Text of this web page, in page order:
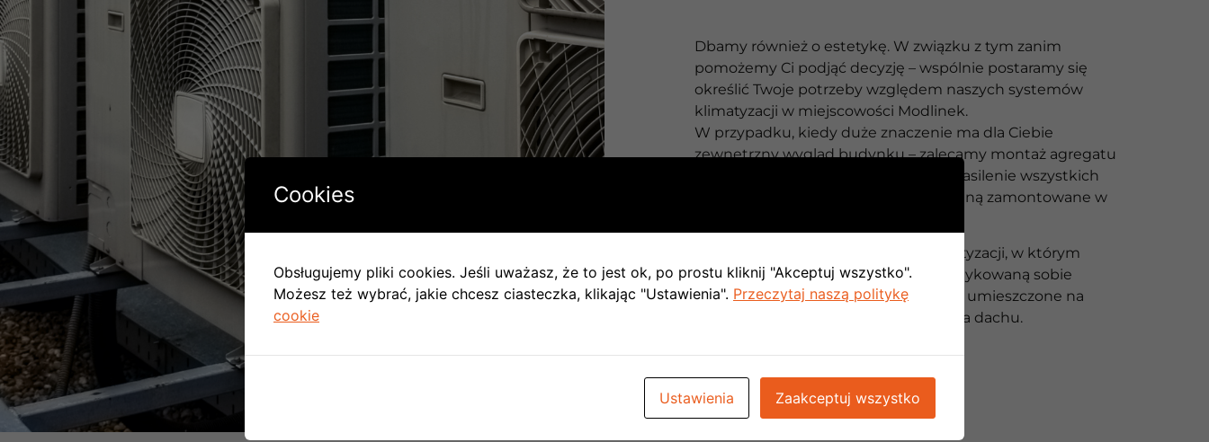
Dbamy również o estetykę. W związku z tym zanim
pomożemy Ci podjąć decyzję – wspólnie postaramy się
określić Twoje potrzeby względem naszych systemów
klimatyzacji w miejscowości Modlinek.
W przypadku, kiedy duże znaczenie ma dla Ciebie
zewnętrzny wygląd budynku – zalecamy montaż agregatu
w odsłonie Multi Split. Umożliwia on zasilenie wszystkich
jednostek wewnętrznych, które zostaną zamontowane w
Tańszą alternatywą jest system klimatyzacji, w którym
każda jednostka wewnętrzna ma dedykowaną sobie
jednostkę zewnętrzną. Mogą być one umieszczone na
zewnętrznej elewacji budynku albo na dachu.
Cookies
Obsługujemy pliki cookies. Jeśli uważasz, że to jest ok, po prostu kliknij "Akceptuj wszystko".
Możesz też wybrać, jakie chcesz ciasteczka, klikając "Ustawienia". Przeczytaj naszą politykę
cookie
Ustawienia Zaakceptuj wszystko